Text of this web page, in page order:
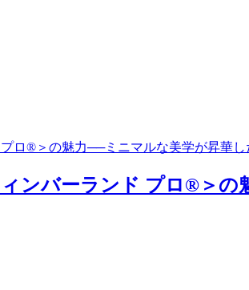
ロ®＞の魅力──ミニマルな美学が昇華
ンバーランド プロ®＞